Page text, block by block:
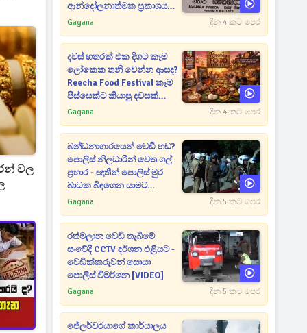
වල
ආන්දෝලනාත්මක ප්‍රකාශයක්
එළියට [VIDEO]
Gagana දින 4 කට පෙර
දවස් හතරක් එක දිගට කෑම
ලෝකෙක තනි වෙන්න ආසද?
Reecha Food Festival කෑම
පිස්සෙක්ට කියාපු දවසක්
මෙන්න
Gagana දින 4 කට පෙර
බන්ධනාගාරයෙන් වෙඩි හඬ?
පොලිස් නිලධාරින් වෙත ගල්
ප්‍රහාර - ඥාතීන් පොලිස් මුර
බාධක බිඳගෙන යාමට
උත්සාහයක [VIDEO]
Gagana දින 5 කට පෙර
රත්මලාන වෙඩි තැබීමේ
සංවේදී CCTV දර්ශන එළියට -
වෙඩික්කරුවන් සොයා
පොලිස් විමර්ශන [VIDEO]
Gagana දින 5 කට පෙර
ජේලර්වරයාගේ කාර්යාලය